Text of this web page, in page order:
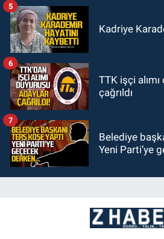
Kadriye
5
TTK işçi
çağrıldı
6
Belediye
Yeni Parti’ye
7